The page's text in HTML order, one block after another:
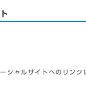
シャルサイトへのリンク